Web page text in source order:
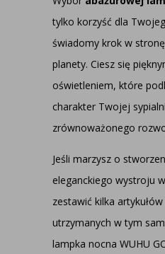
tylko korzyść dla
świadomy krok w
planety. Ciesz się
oświetleniem, które
charakter Twojej
zrównoważonego
Jeśli marzysz o
eleganckiego wystroju
zestawić kilka
utrzymanych w tym
lampka nocna WUHU